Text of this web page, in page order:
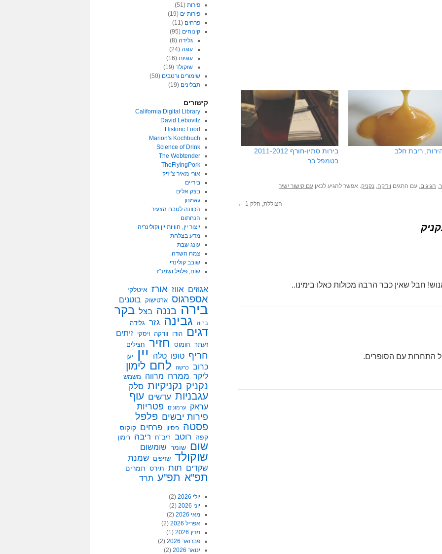
ריבת חלב
בירות סתיו-חורף 2011-2012
בטמפל בר
, הגיגים, עם התגים וודקה, נקניק. אפשר להגיע לכאן עם קישור ישיר.
הצוללת, חלק 1 ←
חבל שאין כבר הרבה מכולות כאלו בימינו..
התחרות עם הסופרים.
פירות(51)
פירות ים (19)
פרחים (11)
קינוחים (95)
גלידה (8)
עוגה (24)
עוגיות (16)
שוקולד (19)
שימורים ורטבים (50)
תבלינים (19)
קישורים
California Digital Library
David Lebovitz
Historic Food
Marion's Kochbuch
Science of Drink
The Webtender
TheFlyingPork
אורי מאיר צ'יזיק
בידיים
בצק אלים
גאמנון
הכוונה לטבח הצעיר
הנחתום
ייצור יין, חוויות יין וקולינריה
מדע בצלחת
עונג שבת
צמח השדה
שובב קולינרי
שום, פלפל ושמנ"ז
אגוזים אווז אורז איטלקי
אספרגוס ארטישוק בוטנים
בירה בננה בצל בקר
ברווז גבינה גזר גלידה
דגים הודו וודקה ויסקי זיתים
זעתר חומוס חזיר חצילים
חריף טופו טלה יין יען
כרוב כרשה לחם לימון
ליקר ממרח מרווה משמש
נקניק נקניקיות סלק
עגבניות עדשים עוף
עראק ערמונים
פטריות
פירות יבשים פלפל
פסטה פסיון פרחים קוקוס
קפה
רוטב ריב"ח ריבה רימון
שום שומר שומשום
שוקולד שזיפים שמנת
שקדים תות תירס תמרים
תפ"א תפ"ע תרד
יולי 2026
(2)
יוני 2026
(2)
מאי 2026
(2)
אפריל 2026
(2)
מרץ 2026
(1)
פברואר 2026
(2)
ינואר 2026
(2)